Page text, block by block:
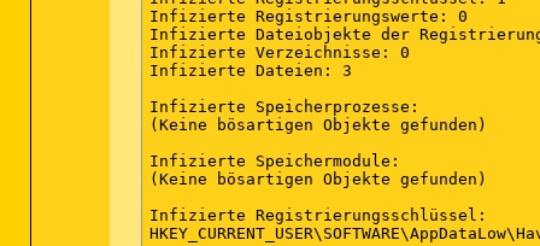
Infizierte Registrierungswerte: 0
Infizierte Dateiobjekte der
Infizierte Verzeichnisse: 0
Infizierte Dateien: 3
Infizierte Speicherprozesse:
(Keine bösartigen Objekte gefunden)
Infizierte Speichermodule:
(Keine bösartigen Objekte gefunden)
Infizierte Registrierungsschlüssel: